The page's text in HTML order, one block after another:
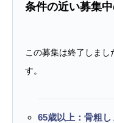
条件の近い募集
この募集は終了しまし
す。
65歳以上：骨粗